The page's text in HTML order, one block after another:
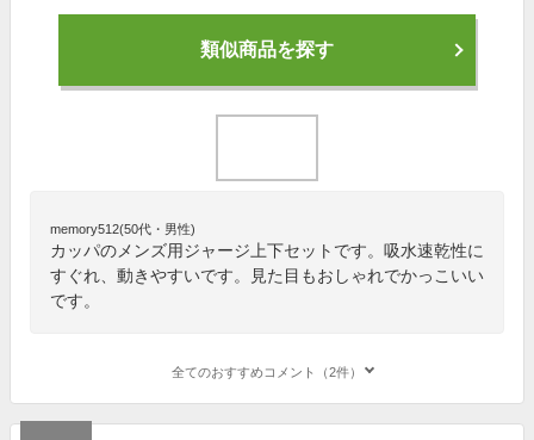
類似商品を探す
memory512(50代・男性)
カッパのメンズ用ジャージ上下セットです。吸水速乾性に
すぐれ、動きやすいです。見た目もおしゃれでかっこいい
です。
全てのおすすめコメント（2件）